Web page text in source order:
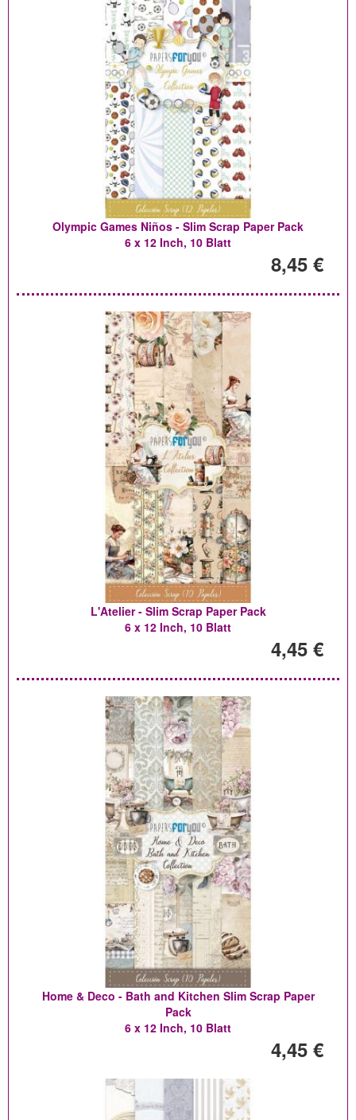
Olympic Games Niños - Slim Scrap Paper Pack
6 x 12 Inch, 10 Blatt
8,45 €
L'Atelier - Slim Scrap Paper Pack
6 x 12 Inch, 10 Blatt
4,45 €
Home & Deco - Bath and Kitchen Slim Scrap Paper
Pack
6 x 12 Inch, 10 Blatt
4,45 €